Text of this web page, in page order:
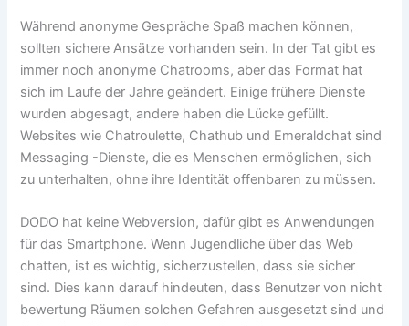
Während anonyme Gespräche Spaß machen können,
sollten sichere Ansätze vorhanden sein. In der Tat gibt es
immer noch anonyme Chatrooms, aber das Format hat
sich im Laufe der Jahre geändert. Einige frühere Dienste
wurden abgesagt, andere haben die Lücke gefüllt.
Websites wie Chatroulette, Chathub und Emeraldchat sind
Messaging -Dienste, die es Menschen ermöglichen, sich
zu unterhalten, ohne ihre Identität offenbaren zu müssen.
DODO hat keine Webversion, dafür gibt es Anwendungen
für das Smartphone. Wenn Jugendliche über das Web
chatten, ist es wichtig, sicherzustellen, dass sie sicher
sind. Dies kann darauf hindeuten, dass Benutzer von nicht
bewertung Räumen solchen Gefahren ausgesetzt sind und